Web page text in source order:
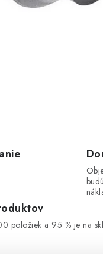
položiek a 95 % je na